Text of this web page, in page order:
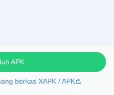
APK
berkas XAPK / APK